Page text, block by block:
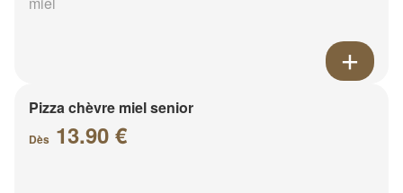
Pizza chèvre miel senior
Dès 13.90 €